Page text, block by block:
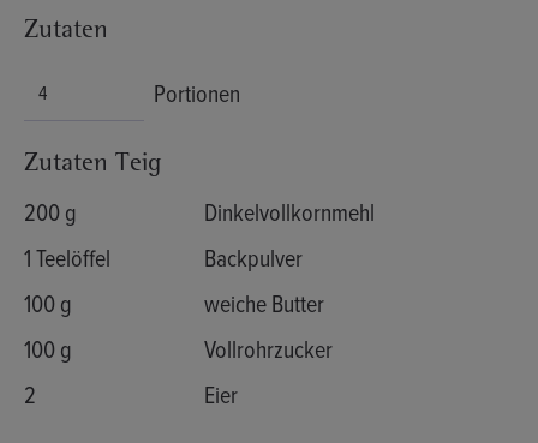
Zutaten
Portionen
Zutaten Teig
200 g
Dinkelvollkornmehl
1 Teelöffel
Backpulver
100 g
weiche Butter
100 g
Vollrohrzucker
2
Eier